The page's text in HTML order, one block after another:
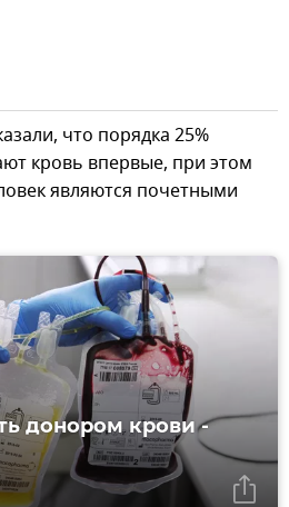
что порядка 25%
кровь впервые, при этом
являются почетными
донором крови -